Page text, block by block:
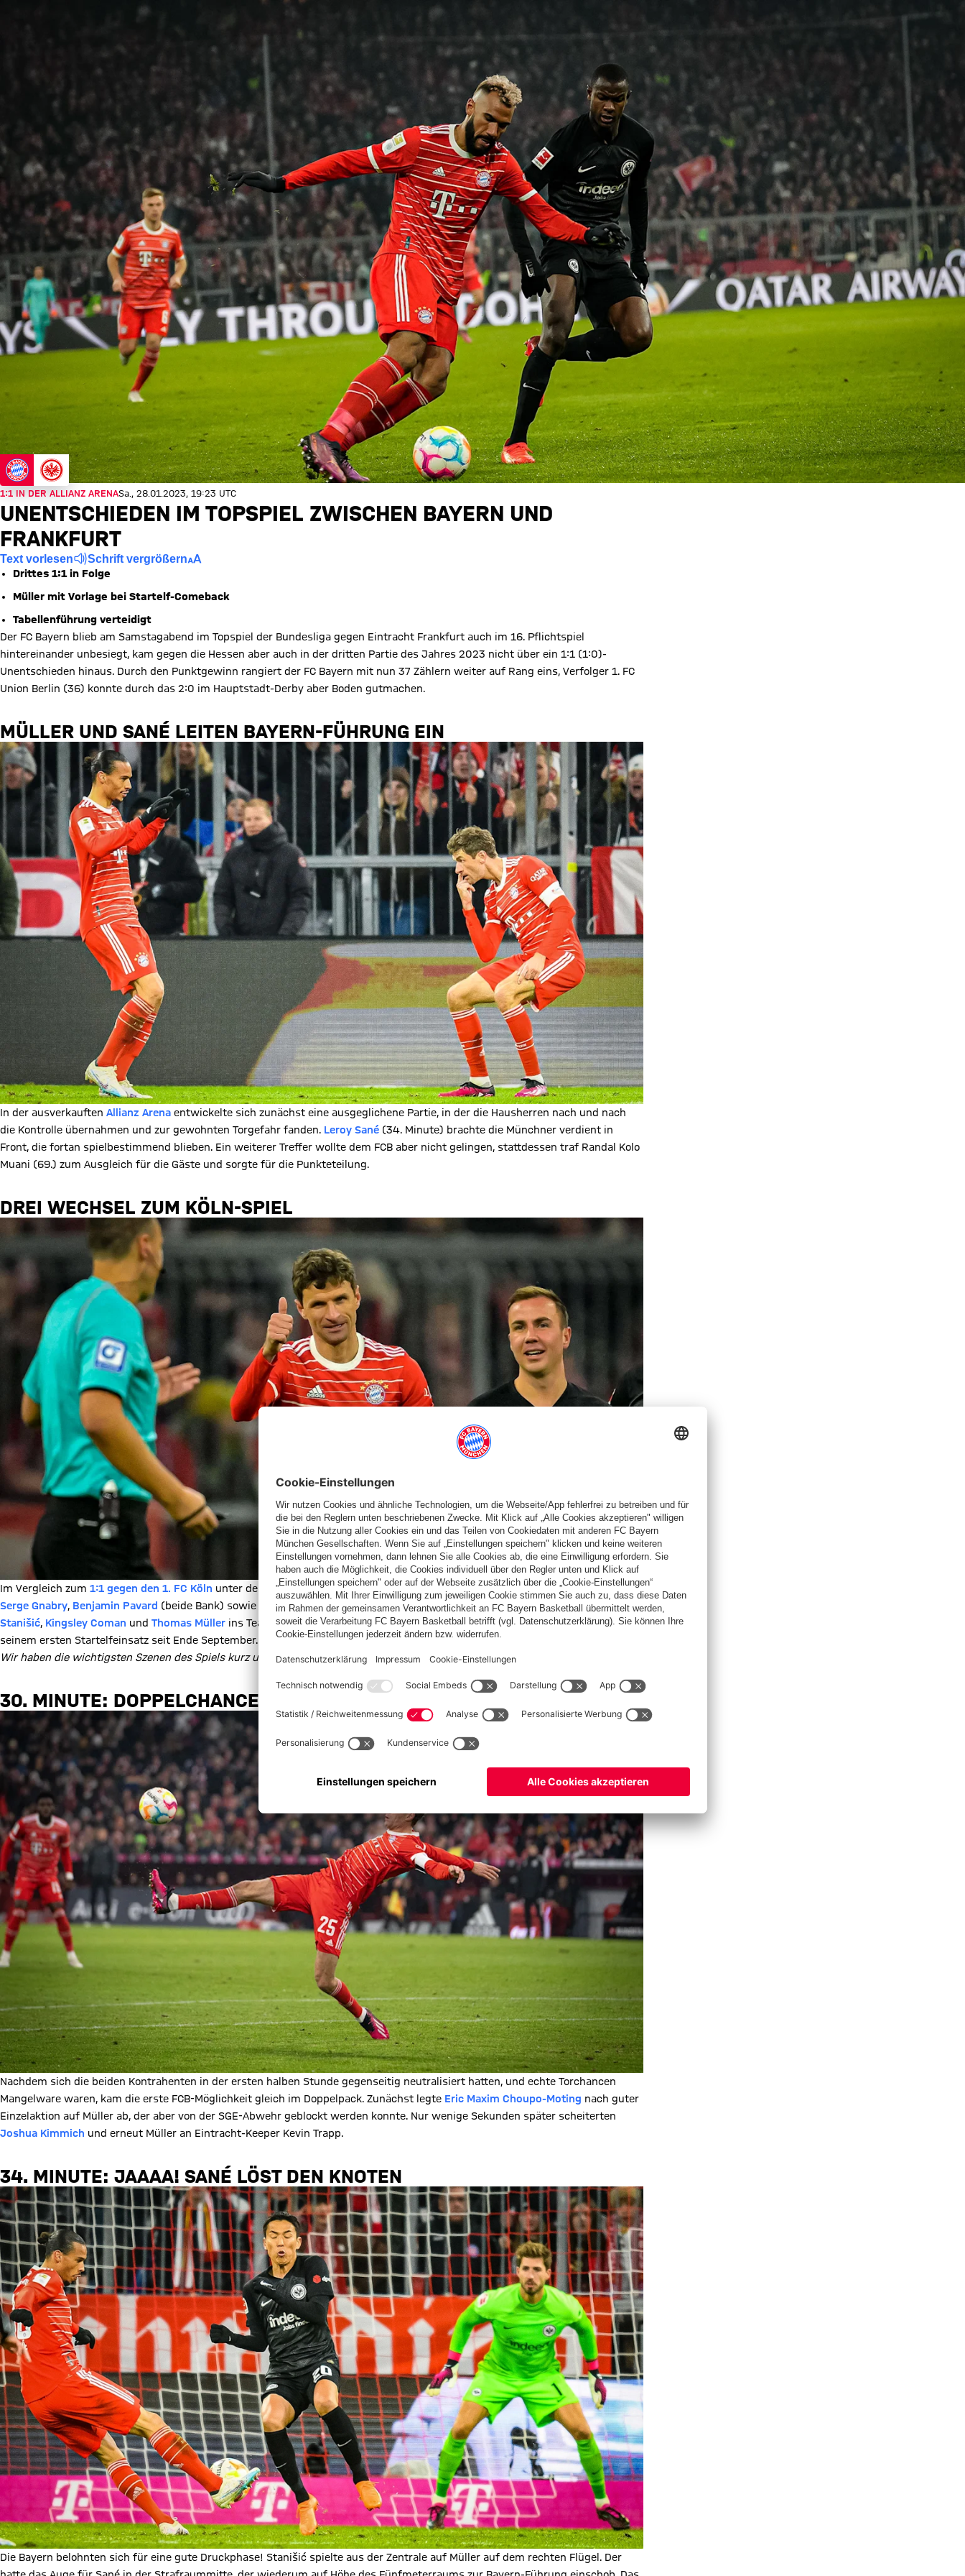
1:1 IN DER ALLIANZ ARENASa., 28.01.2023, 19:23 UTC
UNENTSCHIEDEN IM TOPSPIEL ZWISCHEN BAYERN UND
FRANKFURT
Text vorlesen Schrift vergrößern
Drittes 1:1 in Folge
Müller mit Vorlage bei Startelf-Comeback
Tabellenführung verteidigt
Der FC Bayern blieb am Samstagabend im Topspiel der Bundesliga gegen Eintracht Frankfurt auch im 16. Pflichtspiel
hintereinander unbesiegt, kam gegen die Hessen aber auch in der dritten Partie des Jahres 2023 nicht über ein 1:1 (1:0)-
Unentschieden hinaus. Durch den Punktgewinn rangiert der FC Bayern mit nun 37 Zählern weiter auf Rang eins, Verfolger 1. FC
Union Berlin (36) konnte durch das 2:0 im Hauptstadt-Derby aber Boden gutmachen.
MÜLLER UND SANÉ LEITEN BAYERN-FÜHRUNG EIN
In der ausverkauften Allianz Arena entwickelte sich zunächst eine ausgeglichene Partie, in der die Hausherren nach und nach
die Kontrolle übernahmen und zur gewohnten Torgefahr fanden. Leroy Sané (34. Minute) brachte die Münchner verdient in
Front, die fortan spielbestimmend blieben. Ein weiterer Treffer wollte dem FCB aber nicht gelingen, stattdessen traf Randal Kolo
Muani (69.) zum Ausgleich für die Gäste und sorgte für die Punkteteilung.
DREI WECHSEL ZUM KÖLN-SPIEL
Im Vergleich zum 1:1 gegen den 1. FC Köln unter der Woche stellte Coach Nagelsmann seine Startelf auf drei Positionen um: Für
Serge Gnabry, Benjamin Pavard (beide Bank) sowie den angeschlagenenLeon Goretzka(muskuläre Probleme) rücktenJosip
Stanišić, Kingsley Coman und Thomas Müller ins Team. Der 33-Jährige führte die Bayern als Kapitän aufs Feld und kam zu
seinem ersten Startelfeinsatz seit Ende September.
Wir haben die wichtigsten Szenen des Spiels kurz und knapp zusammengefasst:
30. MINUTE: DOPPELCHANCE FÜR MÜLLER
Nachdem sich die beiden Kontrahenten in der ersten halben Stunde gegenseitig neutralisiert hatten, und echte Torchancen
Mangelware waren, kam die erste FCB-Möglichkeit gleich im Doppelpack. Zunächst legte Eric Maxim Choupo-Moting nach guter
Einzelaktion auf Müller ab, der aber von der SGE-Abwehr geblockt werden konnte. Nur wenige Sekunden später scheiterten
Joshua Kimmich und erneut Müller an Eintracht-Keeper Kevin Trapp.
34. MINUTE: JAAAA! SANÉ LÖST DEN KNOTEN
Die Bayern belohnten sich für eine gute Druckphase! Stanišić spielte aus der Zentrale auf Müller auf dem rechten Flügel. Der